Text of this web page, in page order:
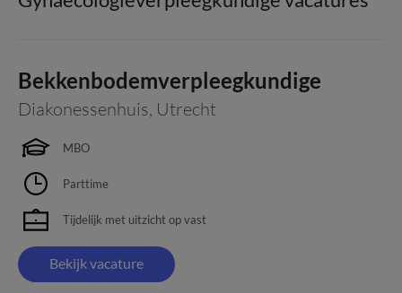
Bekkenbodemverpleegkundige
Diakonessenhuis, Utrecht
MBO
Parttime
Tijdelijk met uitzicht op vast
Bekijk vacature